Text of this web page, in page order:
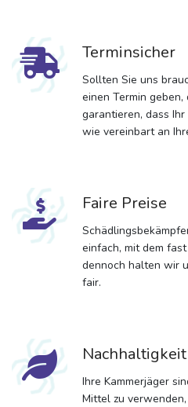
Terminsicher
Sollten Sie uns
einen Termin
garantieren, dass
wie vereinbart an
Faire Preise
einfach, mit dem
dennoch halten wir
fair.
Nachhaltigkeit
Ihre Kammerjäger
Mittel zu